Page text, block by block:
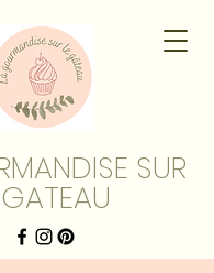
SUR